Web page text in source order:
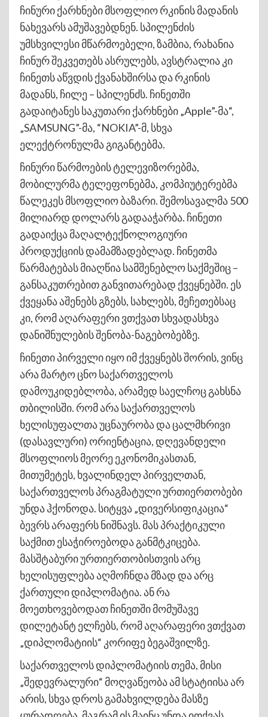
ჩინური ქარხნები მსოფლიო რკინის მადანის
ნახევარს ამუშავებდნენ. სპილენძის
უმსხვილესი მწარმოებელი, ზამბია, რახანია
ჩინურ შეკვეთებს ასრულებს, ავსტრალია კი
ჩინეთს აწვდის ქვანახშირსა და რკინის
მადანს, ჩილე – სპილენძს. ჩინეთში
გადაიტანეს საკუთარი ქარხნები „Apple”-მა“,
„SAMSUNG”-მა, “NOKIA”-მ, სხვა
ელექტრონულმა გიგანტებმა.
ჩინური წარმოების ტელევიზორებმა,
მობილურმა ტელეფონებმა, კომპიუტერებმა
წალეკეს მსოფლიო ბაზარი. შემოსავალმა 500
მილიარდ დოლარს გადააჭარბა. ჩინეთი
გადაიქცა მაღალტექნოლოგიური
პროდუქციის დამამზადებლად. ჩინეთმა
წარმატებას მიაღწია სამშენებლო საქმეშიც –
განსაკუთრებით განვითარებად ქვეყნებში. ეს
ქვეყანა აშენებს გზებს, სახლებს, მეჩეთებსაც
კი, რომ აღარაფერი ვთქვათ სხვადასხვა
დანიშნულების შენობა-ნაგებობებზე.
ჩინეთი პირველი იყო იმ ქვეყნებს შორის, ვინც
არა მარტო ცნო საქართველოს
დამოუკიდებლობა, არამედ საელჩოც გახსნა
თბილისში. რომ არა საქართველოს
ხელისუფალთა უცნაურობა და ცალმხრივი
(დასავლური) ორიენტაცია, დღევანდელი
მსოფლიოს მეორე ეკონომიკასთან,
მითუმეტეს, ხვალინდელ პირველთან,
საქართველოს პრაგმატული ურთიერთობები
უნდა ჰქონოდა. სიტყვა „დივერსიფიკაცია“
ბევრს არაფერს ნიშნავს. მას პრაქტიკული
საქმით ესაჭიროებოდა განმტკიცება.
მასშტაბური ურთიერთობისთვის არც
ხელისუფლება აღმოჩნდა მზად და არც
ქართული დიპლომატია. ან რა
მოეთხოვებოდათ ჩინეთში მომუშავე
დილეტანტ ელჩებს, რომ აღარაფერი ვთქვათ
„დიპლომატიის“ კორიფე ბეგაშვილზე.
საქართველოს დიპლომატიის თემა, მისი
„შედევრალური“ მოღვაწეობა ამ სტატიისა არ
არის, სხვა დროს გამახვილდება მასზე